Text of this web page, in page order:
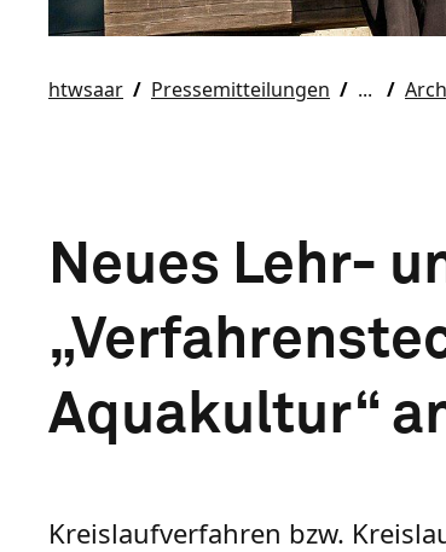
htwsaar Pressemitteilungen
Neues Lehr-
Aquakultur“
Kreislaufverfahren bzw.